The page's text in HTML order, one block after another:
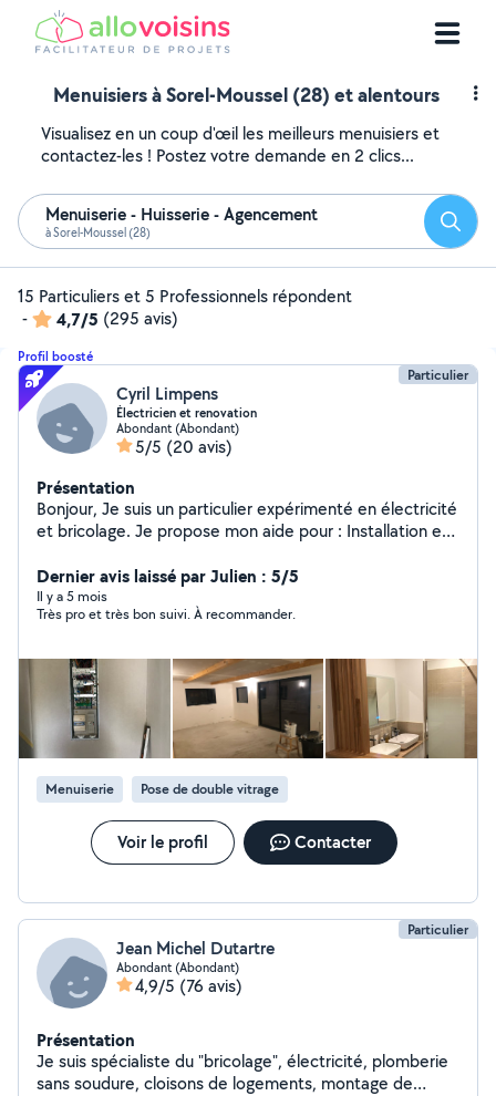
Menuisiers à Sorel-Moussel (28) et alentours
Visualisez en un coup d'œil les meilleurs menuisiers et
contactez-les ! Postez votre demande en 2 clics...
Menuiserie - Huisserie - Agencement
à Sorel-Moussel (28)
15 Particuliers et 5 Professionnels répondent
-
4,7/5 (295 avis)
Profil boosté
Particulier
Cyril Limpens
Électricien et renovation
Abondant (Abondant)
5/5 (20 avis)
Présentation
Bonjour, Je suis un particulier expérimenté en électricité
et bricolage. Je propose mon aide pour : Installation et
battant) dépannages électriques (prises, interrupteurs,
luminaires).. Travaux de bricolage et réparations
diverses ,soudure Rénovation salle de bain ,enduit
adaptés selon la prestation Déplacement possible dans
[ta ville / ton secteur] N'hésitez pas à me contacter
pour un devis rapide ou un conseil. Rigoureux, polyvalent
et passionné, je suis à l'écoute de vos besoins pour des
résultats à la hauteur de vos attentes. N'hésitez pas à
me contacter pour plus d'informations
Dernier avis laissé par Julien : 5/5
Il y a 5 mois
Très pro et très bon suivi. À recommander.
Menuiserie Pose de double vitrage
Voir le profil Contacter
Particulier
Jean Michel Dutartre
Abondant (Abondant)
4,9/5 (76 avis)
Présentation
Je suis spécialiste du "bricolage", électricité, plomberie
sans soudure, cloisons de logements, montage de